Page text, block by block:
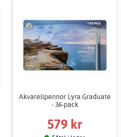
Akvarellpennor Lyra Graduate
- 36-pack
579 kr